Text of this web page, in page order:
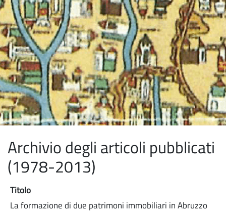
Archivio degli articoli pubblicati
(1978-2013)
Titolo
La formazione di due patrimoni immobiliari in Abruzzo